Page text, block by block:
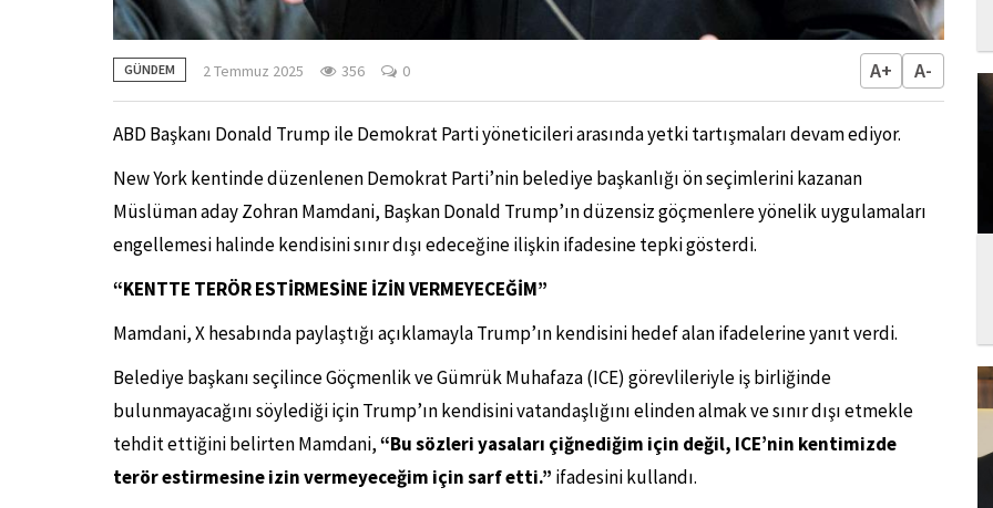
GÜNDEM 2 Temmuz 2025 356 0 A+ A-
ABD Başkanı Donald Trump ile Demokrat Parti yöneticileri arasında yetki tartışmaları devam ediyor.
New York kentinde düzenlenen Demokrat Parti’nin belediye başkanlığı ön seçimlerini kazanan
Müslüman aday Zohran Mamdani, Başkan Donald Trump’ın düzensiz göçmenlere yönelik uygulamaları
engellemesi halinde kendisini sınır dışı edeceğine ilişkin ifadesine tepki gösterdi.
“KENTTE TERÖR ESTİRMESİNE İZİN VERMEYECEĞİM”
Mamdani, X hesabında paylaştığı açıklamayla Trump’ın kendisini hedef alan ifadelerine yanıt verdi.
Belediye başkanı seçilince Göçmenlik ve Gümrük Muhafaza (ICE) görevlileriyle iş birliğinde
bulunmayacağını söylediği için Trump’ın kendisini vatandaşlığını elinden almak ve sınır dışı etmekle
tehdit ettiğini belirten Mamdani,“Bu sözleri yasaları çiğnediğim için değil, ICE’nin kentimizde
terör estirmesine izin vermeyeceğim için sarf etti.” ifadesini kullandı.